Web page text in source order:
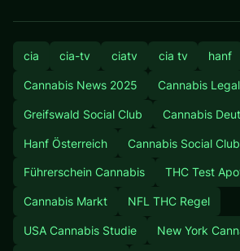
cia cia-tv ciatv cia tv hanf
Cannabis News 2025 Cannabis
Greifswald Social Club Cannabis
Hanf Österreich Cannabis Social
Führerschein Cannabis THC Test
Cannabis Markt NFL THC Regel
USA Cannabis Studie New York